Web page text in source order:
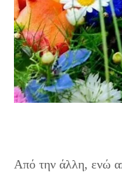
Από την άλλη, ενώ